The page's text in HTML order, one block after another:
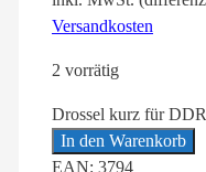
Versandkosten
2 vorrätig
Drossel kurz für
In den Warenkorb
EAN: 3794